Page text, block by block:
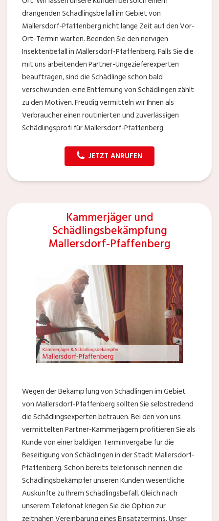
drängenden Schädlingsbefall im Gebiet von
Mallersdorf-Pfaffenberg nicht lange Zeit auf den Vor-
Ort-Termin warten. Beenden Sie den nervigen
Insektenbefall in Mallersdorf-Pfaffenberg. Falls Sie die
mit uns arbeitenden Partner-Ungezieferexperten
beauftragen, sind die Schädlinge schon bald
verschwunden. eine Entfernung von Schädlingen zählt
zu den Motiven. Freudig vermitteln wir Ihnen als
Verbraucher einen routinierten und zuverlässigen
Schädlingsprofi für Mallersdorf-Pfaffenberg.
JETZT ANRUFEN
Kammerjäger und
Schädlingsbekämpfung
Mallersdorf-Pfaffenberg
Wegen der Bekämpfung von Schädlingen im Gebiet
von Mallersdorf-Pfaffenberg sollten Sie selbstredend
die Schädlingsexperten betrauen. Bei den von uns
vermittelten Partner-Kammerjägern profitieren Sie als
Kunde von einer baldigen Terminvergabe für die
Beseitigung von Schädlingen in der Stadt Mallersdorf-
Pfaffenberg. Schon bereits telefonisch nennen die
Schädlingsbekämpfer unseren Kunden wesentliche
Auskünfte zu Ihrem Schädlingsbefall. Gleich nach
unserem Telefonat kriegen Sie die Option zur